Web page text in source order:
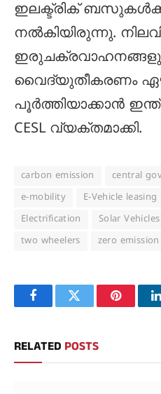
ഇലക്ട്രിക്
നൽകിയിരുന്നു.
വൈദ്യുതീകരണം
പൂർത്തിയാക്കാൻ
CESL വ്യക്തമാക്കി.
carbon emission central
e-mobility
E-Vehicle leasing
Electrification
Solar
two wheelers
zero emission
FacebookTwitter Pinterest
RELATED POSTS